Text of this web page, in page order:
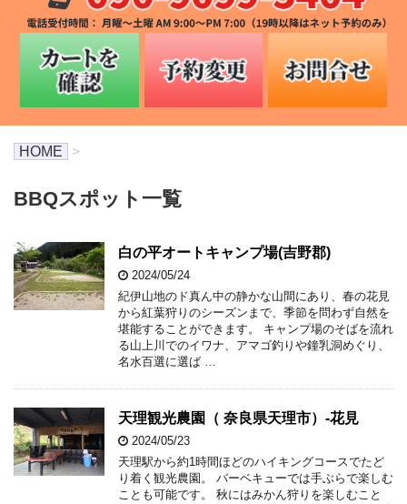
HOME >
BBQスポット一覧
白の平オートキャンプ場(吉野郡)
2024/05/24
紀伊山地のド真ん中の静かな山間にあり、春の花見
から紅葉狩りのシーズンまで、季節を問わず自然を
堪能することができます。 キャンプ場のそばを流れ
る山上川でのイワナ、アマゴ釣りや鐘乳洞めぐり、
名水百選に選ば …
天理観光農園（ 奈良県天理市）-花見
2024/05/23
天理駅から約1時間ほどのハイキングコースでたど
り着く観光農園。 バーベキューでは手ぶらで楽しむ
ことも可能です。 秋にはみかん狩りを楽しむこと